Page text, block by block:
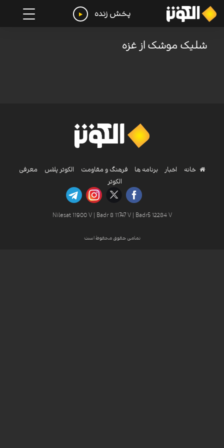
پخش زنده
شلیک موشک از غزه
خانه اخبار برنامه ها فرهنگ و مقاومت الکوثر پلاس
معرفی
الکوثر
Nilesat 11900 V | Badr 8 11747 V | Badr5 12284 V
تمامی حقوق محفوظ است